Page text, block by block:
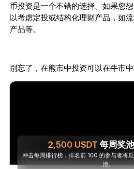
币投资是一个不错的选择。如果您
以考虑定投或结构化理财产品，如
产品等。
别忘了，在熊市中投资可以在牛市中
2,500 USDT 每周奖
冲击每周排行榜，排名前 100 的参与者将
池。